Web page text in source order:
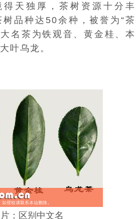
得天独厚，茶树资源十分丰
品种达50余种，被誉为“茶
名茶为铁观音 、黄金桂 、本
大叶乌龙 。
：区别中文名